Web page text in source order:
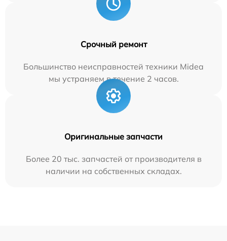
Срочный ремонт
Большинство неисправностей техники Midea
мы устраняем в течение 2 часов.
Оригинальные запчасти
Более 20 тыс. запчастей от производителя в
наличии на собственных складах.